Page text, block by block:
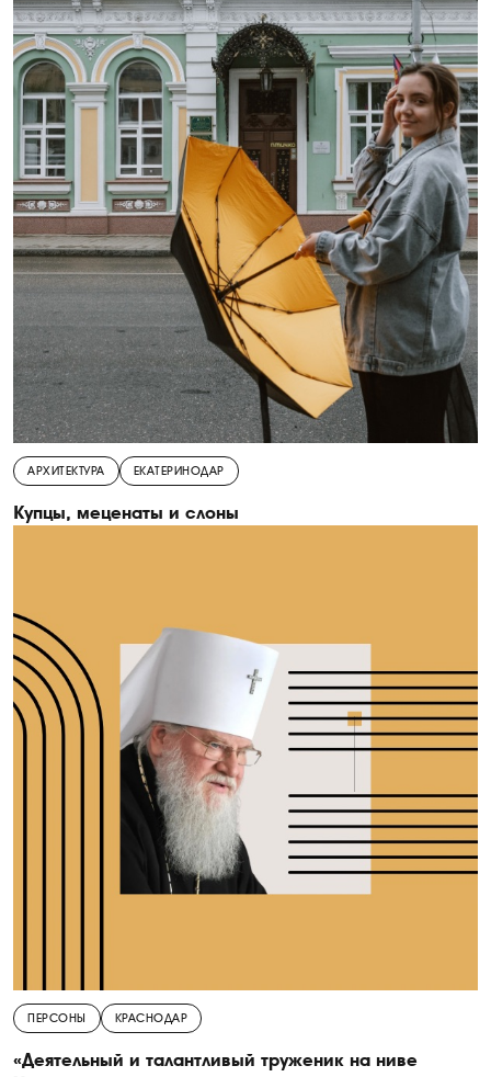
АРХИТЕКТУРА ЕКАТЕРИНОДАР
Купцы, меценаты и слоны
ПЕРСОНЫ КРАСНОДАР
«Деятельный и талантливый труженик на ниве